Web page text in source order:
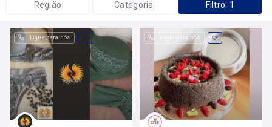
Região Categoria Filtro: 1
Ligue para nós Ligue para nós